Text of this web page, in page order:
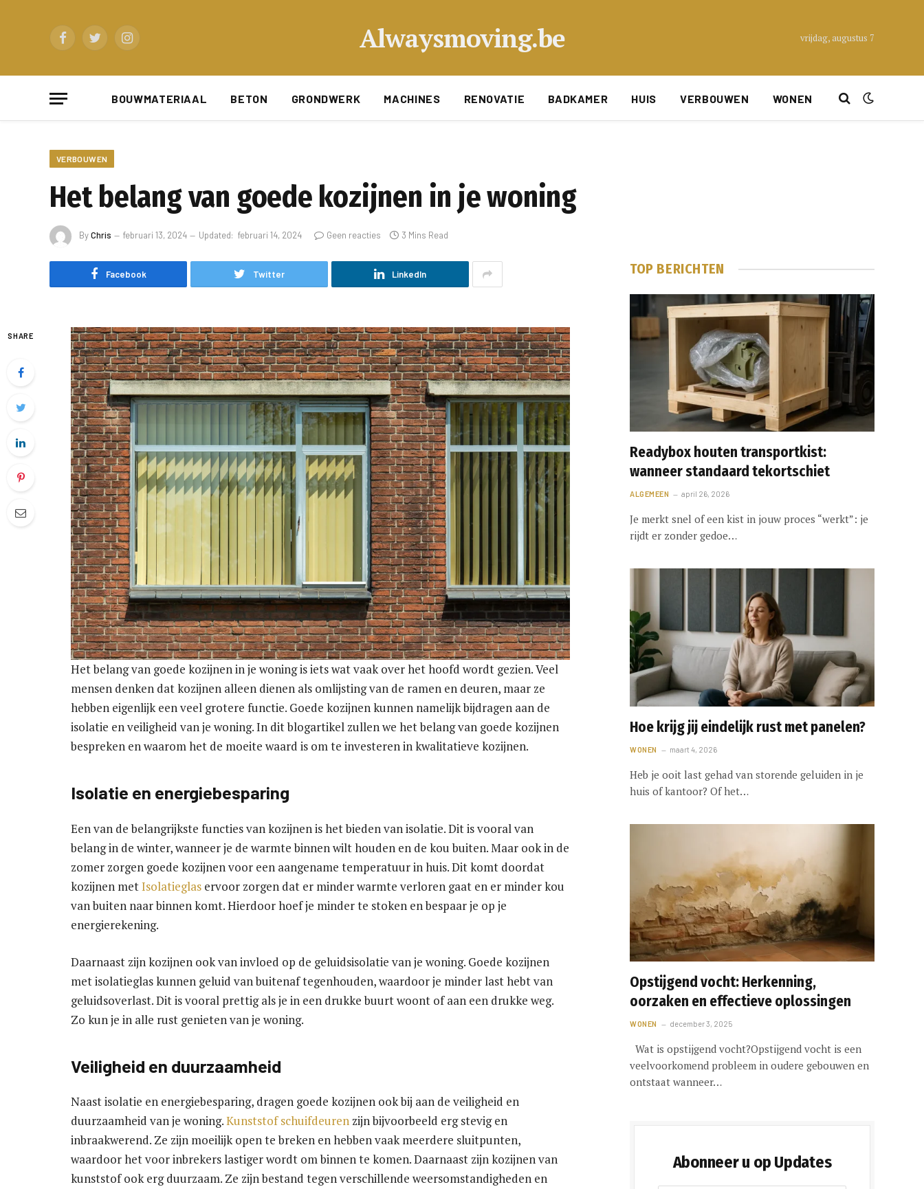
FacebookTwitterInstagram Alwaysmoving.be vrijdag, augustus 7
BOUWMATERIAAL BETON GRONDWERK MACHINES RENOVATIE BADKAMER HUIS VERBOUWEN WONEN
VERBOUWEN
Het belang van goede kozijnen in je woning
ByChris februari 13, 2024 Updated: februari 14, 2024 Geen reacties 3 Mins Read
Facebook Twitter LinkedIn
SHARE
Het belang van goede kozijnen in je woning is iets wat vaak over het hoofd wordt gezien. Veel
mensen denken dat kozijnen alleen dienen als omlijsting van de ramen en deuren, maar ze
hebben eigenlijk een veel grotere functie. Goede kozijnen kunnen namelijk bijdragen aan de
isolatie en veiligheid van je woning. In dit blogartikel zullen we het belang van goede kozijnen
bespreken en waarom het de moeite waard is om te investeren in kwalitatieve kozijnen.
Isolatie en energiebesparing
Een van de belangrijkste functies van kozijnen is het bieden van isolatie. Dit is vooral van
belang in de winter, wanneer je de warmte binnen wilt houden en de kou buiten. Maar ook in de
zomer zorgen goede kozijnen voor een aangename temperatuur in huis. Dit komt doordat
kozijnen metIsolatieglas ervoor zorgen dat er minder warmte verloren gaat en er minder kou
van buiten naar binnen komt. Hierdoor hoef je minder te stoken en bespaar je op je
energierekening.
Daarnaast zijn kozijnen ook van invloed op de geluidsisolatie van je woning. Goede kozijnen
met isolatieglas kunnen geluid van buitenaf tegenhouden, waardoor je minder last hebt van
geluidsoverlast. Dit is vooral prettig als je in een drukke buurt woont of aan een drukke weg.
Zo kun je in alle rust genieten van je woning.
Veiligheid en duurzaamheid
Naast isolatie en energiebesparing, dragen goede kozijnen ook bij aan de veiligheid en
duurzaamheid van je woning.Kunststof schuifdeuren zijn bijvoorbeeld erg stevig en
inbraakwerend. Ze zijn moeilijk open te breken en hebben vaak meerdere sluitpunten,
waardoor het voor inbrekers lastiger wordt om binnen te komen. Daarnaast zijn kozijnen van
kunststof ook erg duurzaam. Ze zijn bestand tegen verschillende weersomstandigheden en
TOP BERICHTEN
Readybox houten transportkist:
wanneer standaard tekortschiet
ALGEMEEN april 26, 2026
Je merkt snel of een kist in jouw proces “werkt”: je
rijdt er zonder gedoe…
Hoe krijg jij eindelijk rust met panelen?
WONEN maart 4, 2026
Heb je ooit last gehad van storende geluiden in je
huis of kantoor? Of het…
Opstijgend vocht: Herkenning,
oorzaken en effectieve oplossingen
WONEN december 3, 2025
Wat is opstijgend vocht?Opstijgend vocht is een
veelvoorkomend probleem in oudere gebouwen en
ontstaat wanneer…
Abonneer u op Updates